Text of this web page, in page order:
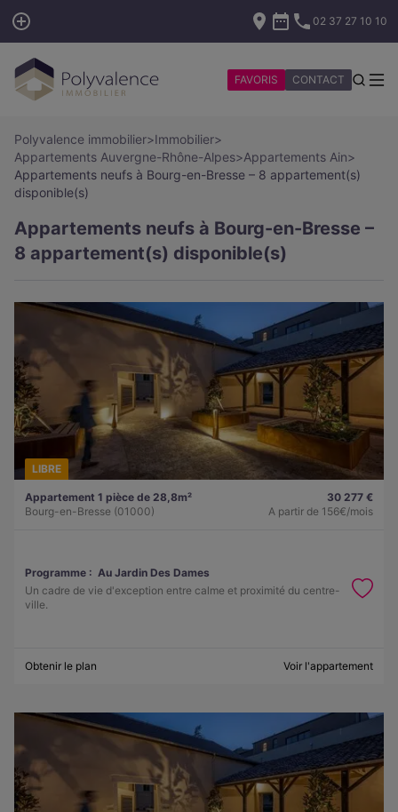
02 37 27 10 10
FAVORIS CONTACT
Polyvalence immobilier>Immobilier>
Appartements Auvergne-Rhône-Alpes>Appartements Ain>
Appartements neufs à Bourg-en-Bresse – 8 appartement(s)
disponible(s)
Appartements neufs à Bourg-en-Bresse –
8 appartement(s) disponible(s)
LIBRE
Appartement 1 pièce de 28,8m²
Bourg-en-Bresse (01000)
30 277 €
A partir de 156€/mois
Programme : Au Jardin Des Dames
Un cadre de vie d'exception entre calme et proximité du centre-
ville.
Obtenir le plan Voir l'appartement